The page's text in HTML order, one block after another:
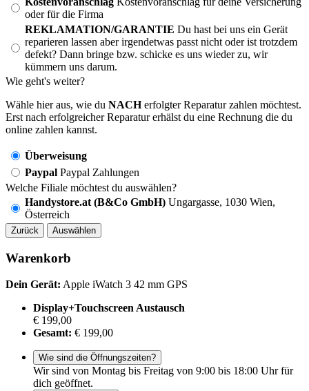
oder für die Firma
REKLAMATION/GARANTIE Du hast bei uns ein Gerät
reparieren lassen aber irgendetwas passt nicht oder ist trotzdem
defekt? Dann bringe bzw. schicke es uns wieder zu, wir
kümmern uns darum.
Wie geht's weiter?
Wähle hier aus, wie du NACHerfolgter Reparatur zahlen möchtest.
Erst nach erfolgreicher Reparatur erhälst du eine Rechnung die du
online zahlen kannst.
Überweisung
Paypal Paypal Zahlungen
Welche Filiale möchtest du auswählen?
Handystore.at (B&Co GmbH) Ungargasse, 1030 Wien,
Österreich
Zurück Auswählen
Warenkorb
Dein Gerät: Apple iWatch 3 42 mm GPS
Display+Touchscreen Austausch
€ 199,00
Gesamt: € 199,00
Wie sind die Öffnungszeiten?
Wir sind von Montag bis Freitag von 9:00 bis 18:00 Uhr für
dich geöffnet.